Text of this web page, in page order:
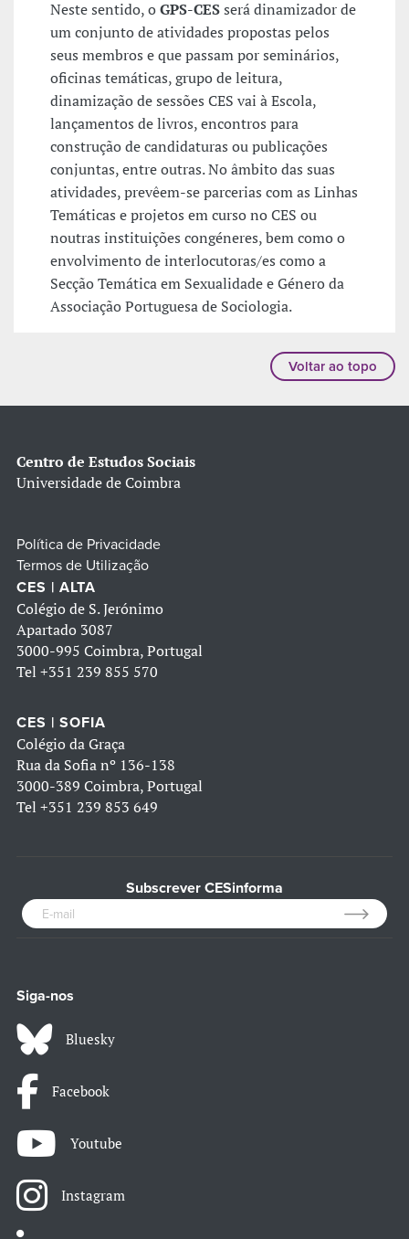
Neste sentido, oGPS-CESserá dinamizador de
um conjunto de atividades propostas pelos
seus membros e que passam por seminários,
oficinas temáticas, grupo de leitura,
dinamização de sessões CES vai à Escola,
lançamentos de livros, encontros para
construção de candidaturas ou publicações
conjuntas, entre outras. No âmbito das suas
atividades, prevêem-se parcerias com as Linhas
Temáticas e projetos em curso no CES ou
noutras instituições congéneres, bem como o
envolvimento de interlocutoras/es como a
Secção Temática em Sexualidade e Género da
Associação Portuguesa de Sociologia.
Voltar ao topo
Centro de Estudos Sociais
Universidade de Coimbra
Política de Privacidade
Termos de Utilização
CES | ALTA
Colégio de S. Jerónimo
Apartado 3087
3000-995 Coimbra, Portugal
Tel +351 239 855 570
CES | SOFIA
Colégio da Graça
Rua da Sofia nº 136-138
3000-389 Coimbra, Portugal
Tel +351 239 853 649
Subscrever CESinforma
Siga-nos
Bluesky
Facebook
Youtube
Instagram